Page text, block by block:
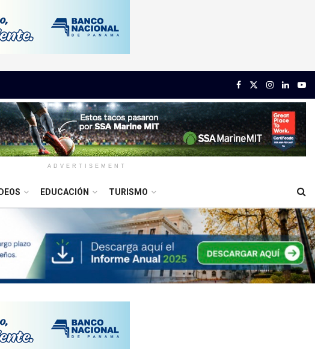
ADVERTISEMENT
EDUCACIÓN TURISMO